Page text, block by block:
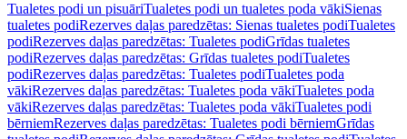
Tualetes podi un pisuāriTualetes podi un tualetes poda vākiSienas
tualetes podiRezerves daļas paredzētas: Sienas tualetes podiTualetes
podiRezerves daļas paredzētas: Tualetes podiGrīdas tualetes
podiRezerves daļas paredzētas: Grīdas tualetes podiTualetes
podiRezerves daļas paredzētas: Tualetes podiTualetes poda
vākiRezerves daļas paredzētas: Tualetes poda vākiTualetes poda
vākiRezerves daļas paredzētas: Tualetes poda vākiTualetes podi
bērniemRezerves daļas paredzētas: Tualetes podi bērniemGrīdas